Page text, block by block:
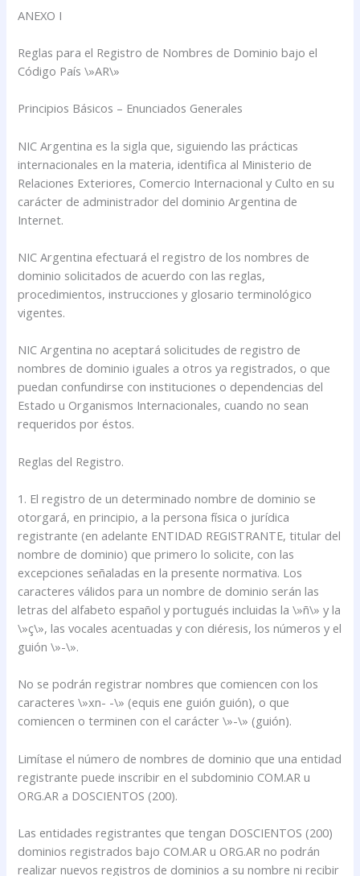
ANEXO I
Reglas para el Registro de Nombres de Dominio bajo el
Código País \»AR\»
Principios Básicos – Enunciados Generales
NIC Argentina es la sigla que, siguiendo las prácticas
internacionales en la materia, identifica al Ministerio de
Relaciones Exteriores, Comercio Internacional y Culto en su
carácter de administrador del dominio Argentina de
Internet.
NIC Argentina efectuará el registro de los nombres de
dominio solicitados de acuerdo con las reglas,
procedimientos, instrucciones y glosario terminológico
vigentes.
NIC Argentina no aceptará solicitudes de registro de
nombres de dominio iguales a otros ya registrados, o que
puedan confundirse con instituciones o dependencias del
Estado u Organismos Internacionales, cuando no sean
requeridos por éstos.
Reglas del Registro.
1. El registro de un determinado nombre de dominio se
otorgará, en principio, a la persona física o jurídica
registrante (en adelante ENTIDAD REGISTRANTE, titular del
nombre de dominio) que primero lo solicite, con las
excepciones señaladas en la presente normativa. Los
caracteres válidos para un nombre de dominio serán las
letras del alfabeto español y portugués incluidas la \»ñ\» y la
\»ç\», las vocales acentuadas y con diéresis, los números y el
guión \»-\».
No se podrán registrar nombres que comiencen con los
caracteres \»xn- -\» (equis ene guión guión), o que
comiencen o terminen con el carácter \»-\» (guión).
Limítase el número de nombres de dominio que una entidad
registrante puede inscribir en el subdominio COM.AR u
ORG.AR a DOSCIENTOS (200).
Las entidades registrantes que tengan DOSCIENTOS (200)
dominios registrados bajo COM.AR u ORG.AR no podrán
realizar nuevos registros de dominios a su nombre ni recibir